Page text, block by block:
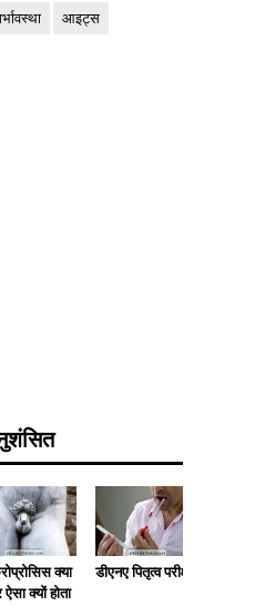
आइट्स
क्या
क्यों होता
डीएनए पितृत्व परीक्षण